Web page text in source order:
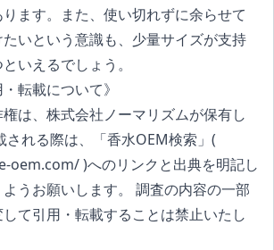
ます。また、使い切れずに余らせて
いという意識も、少量サイズが支持
いえるでしょう。
転載について》
は、株式会社ノーマリズムが保有し
される際は、「香水OEM検索」(
oem.com/)へのリンクと出典を明記し
うお願いします。 調査の内容の一部
て引用・転載することは禁止いたし